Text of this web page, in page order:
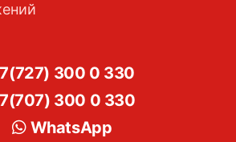
300 0 330
300 0 330
WhatsApp